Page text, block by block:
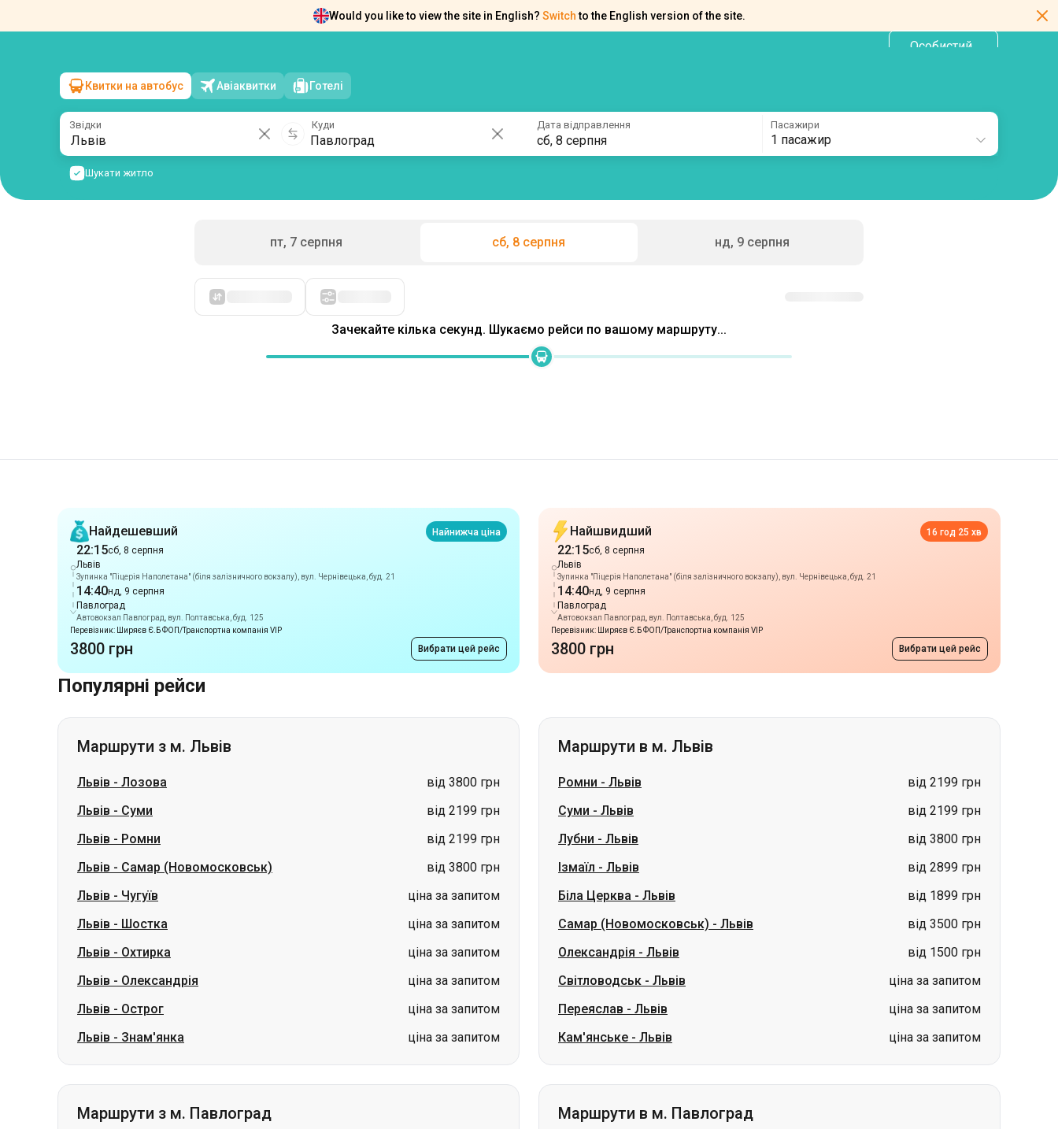
Would you like to view the site in English? Switch to the English version of the site.
Особистий
Львів→Павлоград
сб, 8 серпня/1 пасажир
Квитки на автобус Авіаквитки Готелі
Звідки Куди Дата відправлення
сб, 8 серпня
Пасажири
1 пасажир
Шукати житло
пт, 7 серпня сб, 8 серпня нд, 9 серпня
Зачекайте кілька секунд. Шукаємо рейси по вашому маршруту...
Найдешевший
Найнижча ціна
22:15сб, 8 серпня
Львів
Зупинка "Піцерія Наполетана" (біля залізничного вокзалу), вул. Чернівецька, буд. 21
14:40нд, 9 серпня
Павлоград
Автовокзал Павлоград, вул. Полтавська, буд. 125
Перевізник: Ширяєв Є.Б ФОП/Транспортна компанія VIP
3800 грн Вибрати цей рейс
Найшвидший 16 год 25 хв
22:15сб, 8 серпня
Львів
Зупинка "Піцерія Наполетана" (біля залізничного вокзалу), вул. Чернівецька, буд. 21
14:40нд, 9 серпня
Павлоград
Автовокзал Павлоград, вул. Полтавська, буд. 125
Перевізник: Ширяєв Є.Б ФОП/Транспортна компанія VIP
3800 грн Вибрати цей рейс
Популярні рейси
Маршрути з м. Львів
Львів - Лозова
від 3800 грн
Львів - Суми
від 2199 грн
Львів - Ромни
від 2199 грн
Львів - Самар (Новомосковськ)
від 3800 грн
Львів - Чугуїв
ціна за запитом
Львів - Шостка
ціна за запитом
Львів - Охтирка
ціна за запитом
Львів - Олександрія
ціна за запитом
Львів - Острог
ціна за запитом
Львів - Знам'янка ціна за запитом
Маршрути в м. Львів
Ромни - Львів
від 2199 грн
Суми - Львів
від 2199 грн
Лубни - Львів
від 3800 грн
Ізмаїл - Львів
від 2899 грн
Біла Церква - Львів
від 1899 грн
Самар (Новомосковськ) - Львів
від 3500 грн
Олександрія - Львів
від 1500 грн
Світловодськ - Львів
ціна за запитом
Переяслав - Львів
ціна за запитом
Кам'янське - Львів ціна за запитом
Маршрути з м. Павлоград Маршрути в м. Павлоград